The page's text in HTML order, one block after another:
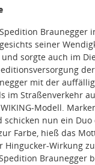
Braunegger
seiner
sorgte auch im
der
mit der auffällig
im Straßenverkehr
Modell.
schicken nun ein
Farbe, hieß das
Hingucker-Wirkung
Braunegger